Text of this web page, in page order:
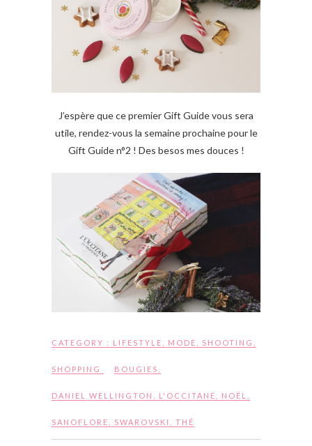
J’espère que ce premier Gift Guide vous sera
utile, rendez-vous la semaine prochaine pour le
Gift Guide n°2 ! Des besos mes douces !
CATEGORY : LIFESTYLE MODE SHOOTING
SHOPPING BOUGIES
DANIEL WELLINGTON L'OCCITANE NOËL
SANOFLORE SWAROVSKI THÉ